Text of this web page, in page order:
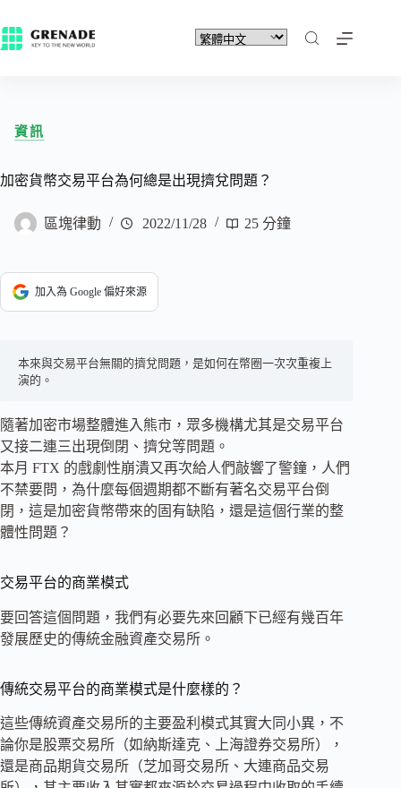
資訊
加密貨幣交易平台為何總是出現擠兌問題？
區塊律動 2022/11/28 25 分鐘
加入為 Google 偏好來源
本來與交易平台無關的擠兌問題，是如何在幣圈一次次重複上
演的。
隨著加密市場整體進入熊市，眾多機構尤其是交易平台
又接二連三出現倒閉、擠兌等問題。
本月 FTX 的戲劇性崩潰又再次給人們敲響了警鐘，人們
不禁要問，為什麼每個週期都不斷有著名交易平台倒
閉，這是加密貨幣帶來的固有缺陷，還是這個行業的整
體性問題？
交易平台的商業模式
要回答這個問題，我們有必要先來回顧下已經有幾百年
發展歷史的傳統金融資產交易所。
傳統交易平台的商業模式是什麼樣的？
這些傳統資產交易所的主要盈利模式其實大同小異，不
論你是股票交易所（如納斯達克、上海證券交易所），
還是商品期貨交易所（芝加哥交易所、大連商品交易